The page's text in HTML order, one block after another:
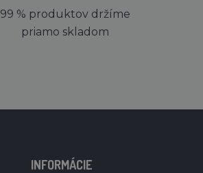
99 % produktov držíme
priamo skladom
INFORMÁCIE